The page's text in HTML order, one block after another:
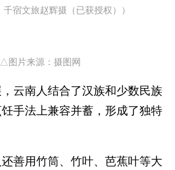
宿文旅赵辉摄（已获授权））
△图片来源：摄图网
云南人结合了汉族和少数民族
手法上兼容并蓄，形成了独特
善用竹筒、竹叶、芭蕉叶等大